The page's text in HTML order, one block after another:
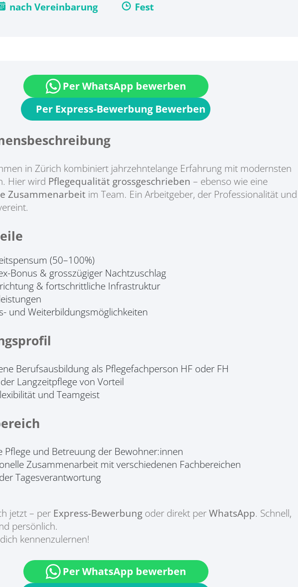
nach Vereinbarung Fest
Per Express-Bewerbung Bewerben
Per WhatsApp bewerben
in Zürich kombiniert jahrzehntelange Erfahrung mit modernsten
Hier wird Pflegequalität grossgeschrieben – ebenso wie eine
Zusammenarbeit im Team. Ein Arbeitgeber, der Professionalität und
(50–100%)
Bonus & grosszügiger Nachtzuschlag
& fortschrittliche Infrastruktur
und Weiterbildungsmöglichkeiten
Berufsausbildung als Pflegefachperson HF oder FH
Langzeitpflege von Vorteil
und Teamgeist
Pflege und Betreuung der Bewohner:innen
Zusammenarbeit mit verschiedenen Fachbereichen
Tagesverantwortung
jetzt – per Express-Bewerbung oder direkt perWhatsApp. Schnell,
persönlich.
kennenzulernen!
Per WhatsApp bewerben